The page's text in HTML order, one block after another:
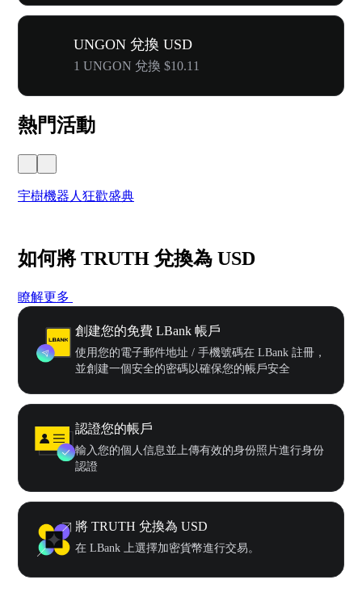
UNGON 兌換 USD
1 UNGON 兌換 $10.11
熱門活動
宇樹機器人狂歡盛典
如何將 TRUTH 兌換為 USD
瞭解更多
創建您的免費 LBank 帳戶
使用您的電子郵件地址 / 手機號碼在 LBank 註冊，
並創建一個安全的密碼以確保您的帳戶安全
認證您的帳戶
輸入您的個人信息並上傳有效的身份照片進行身份
認證
將 TRUTH 兌換為 USD
在 LBank 上選擇加密貨幣進行交易。